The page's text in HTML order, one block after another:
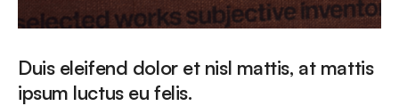
Duis eleifend dolor et nisl mattis, at mattis
ipsum luctus eu felis.